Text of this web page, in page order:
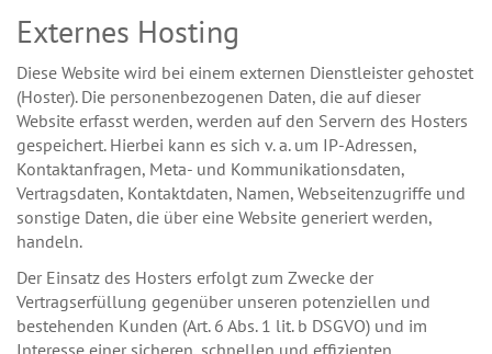
Externes Hosting
Diese Website wird bei einem externen Dienstleister gehostet
(Hoster). Die personenbezogenen Daten, die auf dieser
Website erfasst werden, werden auf den Servern des Hosters
gespeichert. Hierbei kann es sich v. a. um IP-Adressen,
Kontaktanfragen, Meta- und Kommunikationsdaten,
Vertragsdaten, Kontaktdaten, Namen, Webseitenzugriffe und
sonstige Daten, die über eine Website generiert werden,
handeln.
Der Einsatz des Hosters erfolgt zum Zwecke der
Vertragserfüllung gegenüber unseren potenziellen und
bestehenden Kunden (Art. 6 Abs. 1 lit. b DSGVO) und im
Interesse einer sicheren, schnellen und effizienten